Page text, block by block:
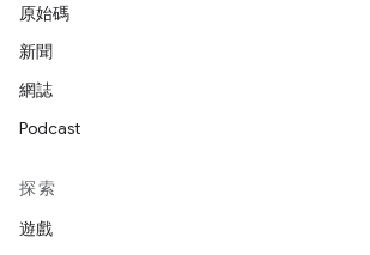
原始碼
新聞
網誌
Podcast
探索
遊戲